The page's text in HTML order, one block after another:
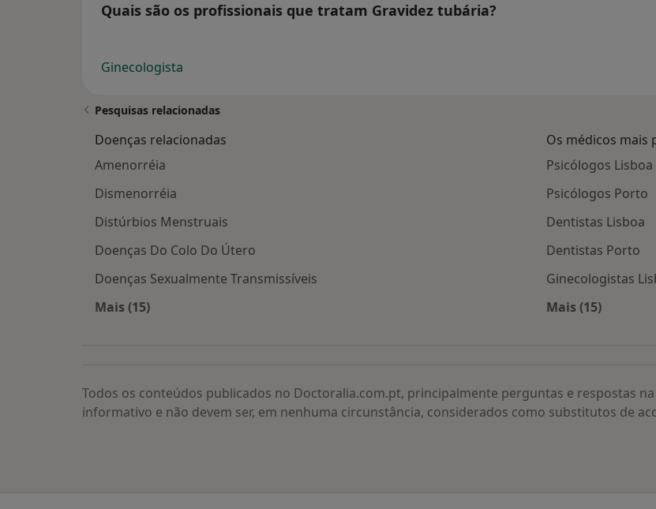
Quais são os profissionais que tratam Gravidez tubária?
Ginecologista
Pesquisas relacionadas
Doenças relacionadas
Amenorréia
Dismenorréia
Distúrbios Menstruais
Doenças Do Colo Do Útero
Doenças Sexualmente Transmissíveis
Mais (15)
Os médicos mais
Psicólogos Lisboa
Psicólogos Porto
Dentistas Lisboa
Dentistas Porto
Ginecologistas
Mais (15)
Todos os conteúdos publicados no Doctoralia.com.pt, principalmente perguntas e respostas
informativo e não devem ser, em nenhuma circunstância, considerados como substitutos de